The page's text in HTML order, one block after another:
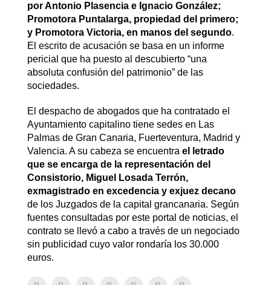
por Antonio Plasencia e Ignacio González;
Promotora Puntalarga, propiedad del primero;
y Promotora Victoria, en manos del segundo.
El escrito de acusación se basa en un informe
pericial que ha puesto al descubierto “una
absoluta confusión del patrimonio” de las
sociedades.
El despacho de abogados que ha contratado el
Ayuntamiento capitalino tiene sedes en Las
Palmas de Gran Canaria, Fuerteventura, Madrid y
Valencia. A su cabeza se encuentra el letrado
que se encarga de la representación del
Consistorio, Miguel Losada Terrón,
exmagistrado en excedencia y exjuez decano
de los Juzgados de la capital grancanaria. Según
fuentes consultadas por este portal de noticias, el
contrato se llevó a cabo a través de un negociado
sin publicidad cuyo valor rondaría los 30.000
euros.